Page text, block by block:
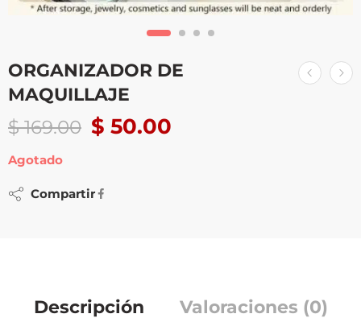
ORGANIZADOR DE
MAQUILLAJE
$169.00 $ 50.00
Agotado
Compartir
Descripción Valoraciones (0)